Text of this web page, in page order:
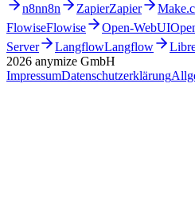
n8nn8n ZapierZapier
FlowiseFlowise Open-WebUI
Server
LangflowLangflow
2026 anymize GmbH
ImpressumDatenschutzerklärung